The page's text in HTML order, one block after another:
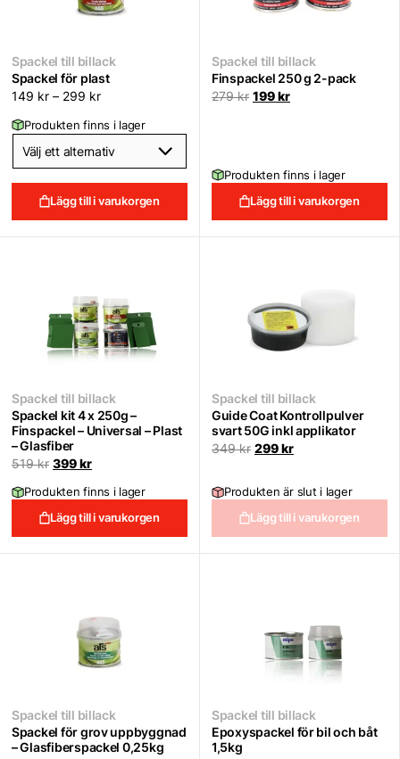
Spackel till billack
Spackel för plast
149 kr – 299 kr
Produkten finns i lager
Lägg till i varukorgen
Spackel till billack
Finspackel 250 g 2-pack
279kr Det
199krDet
Produkten finns i lager
Lägg till i varukorgen
Spackel till billack
Spackel kit 4 x 250g –
Finspackel – Universal – Plast
– Glasfiber
519kr Det
priset
var:
519 kr.
399krDet
priset
är:
399 kr.
Produkten finns i lager
Lägg till i varukorgen
Spackel till billack
Guide Coat Kontrollpulver
svart 50G inkl applikator
349kr Det
var:
349 kr.
299krDet
är:
299 kr.
Produkten är slut i lager
Lägg till i varukorgen
Spackel till billack
Spackel för grov uppbyggnad
– Glasfiberspackel 0,25kg
Spackel till billack
Epoxyspackel för bil och båt
1,5kg